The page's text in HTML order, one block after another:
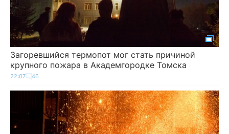
Загоревшийся термопот мог стать причиной
крупного пожара в Академгородке Томска
22:07 46